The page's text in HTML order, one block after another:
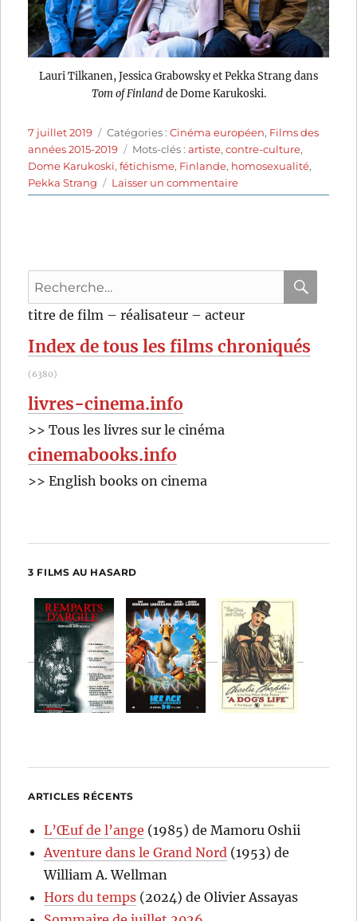
Lauri Tilkanen, Jessica Grabowsky et Pekka Strang dans
Tom of Finlandde Dome Karukoski.
Publié
le
7 juillet 2019 Catégories
Catégories :Cinéma européen, Films des
années 2015-2019
Étiquettes
Mots-clés :artiste,contre-culture,
Dome Karukoski,fétichisme, Finlande, homosexualité,
Pekka Strang
Laisser un commentairesur
Tom
Recherche
pour
:
titre de film – réalisateur – acteur
Index de tous les films chroniqués
(6380)
livres-cinema.info
>> Tous les livres sur le cinéma
cinemabooks.info
>> English books on cinema
3 FILMS AU HASARD
ARTICLES RÉCENTS
L’Œuf de l’ange (1985) de Mamoru Oshii
Aventure dans le Grand Nord (1953) de
William A. Wellman
Hors du temps (2024) de Olivier Assayas